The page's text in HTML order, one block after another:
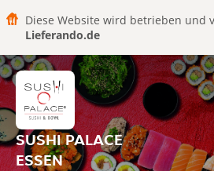
Diese Website wird betrieben und
Lieferando.de
SUSHI PALACE
ESSEN